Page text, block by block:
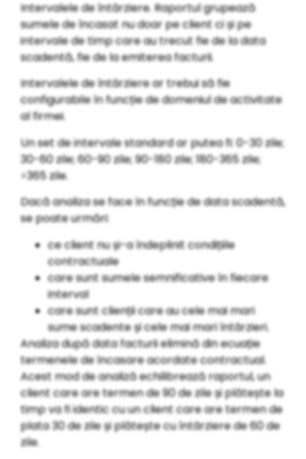
Intervalele de întârziere. Raportul grupează
sumele de încasat nu doar pe client ci și pe
intervale de timp care au trecut fie de la data
scadentă, fie de la emiterea facturii.
Intervalele de întârziere ar trebui să fie
configurabile în funcție de domeniul de activitate
al firmei.
Un set de intervale standard ar putea fi: 0-30 zile;
30-60 zile; 60-90 zile; 90-180 zile; 180-365 zile;
>365 zile.
Dacă analiza se face în funcție de data scadentă,
se poate urmări:
ce client nu și-a îndeplinit condițiile
contractuale
care sunt sumele semnificative în fiecare
interval
care sunt clienții care au cele mai mari
sume scadente și cele mai mari întârzieri.
Analiza după data facturii elimină din ecuație
termenele de încasare acordate contractual.
Acest mod de analiză echilibrează raportul, un
client care are termen de 90 de zile și plătește la
timp va fi identic cu un client care are termen de
plata 30 de zile și plătește cu întârziere de 60 de
zile.